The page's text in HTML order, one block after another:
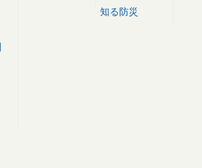
知る防災